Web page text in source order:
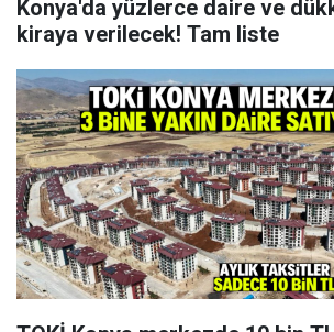
Konya'da yüzlerce daire ve
kiraya verilecek! Tam liste